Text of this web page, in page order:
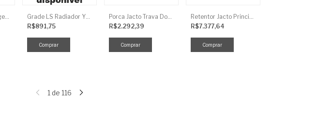
Manga LS Engrenagem TRG281
Grade LS Radiador YMR TRG170
R$891,75
Porca Jacto Trava Dos Rolamentos
R$2.292,39
Retentor Jacto Principal
R$7.377,64
1 de 116